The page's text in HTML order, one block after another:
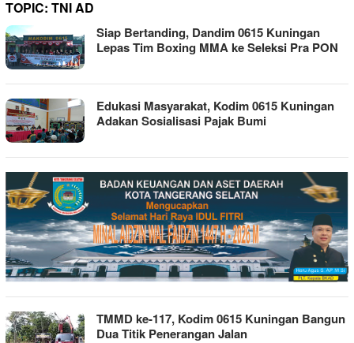
TOPIC: TNI AD
Siap Bertanding, Dandim 0615 Kuningan
Lepas Tim Boxing MMA ke Seleksi Pra PON
Edukasi Masyarakat, Kodim 0615 Kuningan
Adakan Sosialisasi Pajak Bumi
TMMD ke-117, Kodim 0615 Kuningan Bangun
Dua Titik Penerangan Jalan